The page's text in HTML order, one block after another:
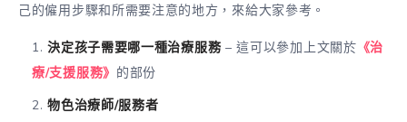
己的僱用步驟和所需要注意的地方，來給大家參考。
決定孩子需要哪一種治療服務 – 這可以參加上文關於 《治
療/支援服務》 的部份
物色治療師/服務者